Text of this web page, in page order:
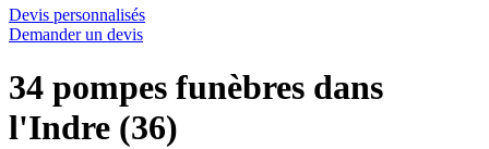
Devis personnalisés
Demander un devis
34 pompes funèbres dans
l'Indre (36)